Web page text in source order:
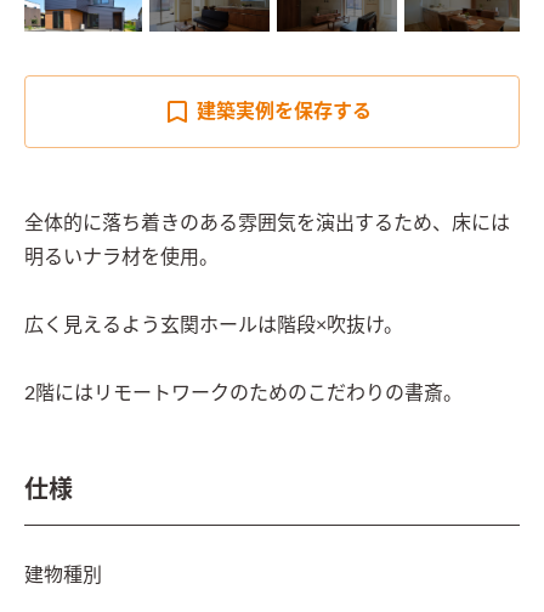
建築実例を保存する
全体的に落ち着きのある雰囲気を演出するため、床には
明るいナラ材を使用。
広く見えるよう玄関ホールは階段×吹抜け。
2階にはリモートワークのためのこだわりの書斎。
仕様
建物種別